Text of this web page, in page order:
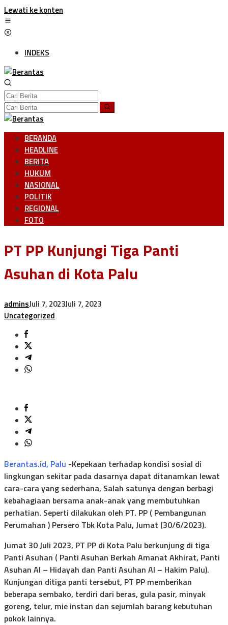
Lewati ke konten
INDEKS
BERANDA
HEADLINE
BERITA
HUKUM
NASIONAL
POLITIK
REGIONAL
FOTO
PT PP Kunjungi Tiga Panti
Asuhan di Kota Palu
adminsJuli 7, 2023Juli 7, 2023
Uncategorized
Berantas.id, Palu -Kepekaan terhadap kondisi sosial di
lingkungan sekitar pada dasarnya dapat ditanamkan lewat
cara-cara yang sederhana, Salah satunya dengan berbagi
kebahagiaan bersama anak-anak yang membutuhkan
perhatian. Seperti dilakukan oleh PT. PP ( Pembangunan
Perumahan ) Persero Tbk Kota Palu, Jumat (30/6/2023).
Jumat 30 Juli 2023, PT PP di Kota Palu berkunjung di tiga
Panti Asuhan ( Panti Asuhan Berkah Amanat Akhirat, Panti
Asuhan Al – Hidayah dan Panti Asuhan Al – Hakim Palu).
Kunjungan ditiga panti tersebut, PT PP memberikan
beberapa sembako, terdiri dari beras, gula pasir, minyak
goreng, telur, mie instan dan sejumlah barang kebutuhan
pokok lainnya.